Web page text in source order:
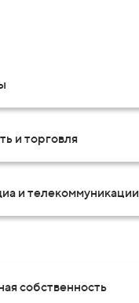
и торговля
и телекоммуникации
собственность